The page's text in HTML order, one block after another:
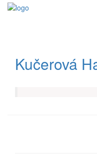
Kučerová